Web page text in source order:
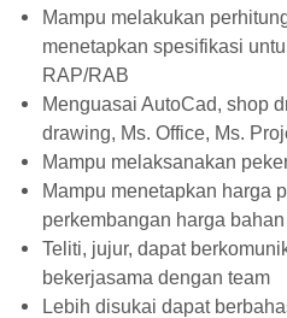
Mampu melakukan
menetapkan spesifikasi
RAP/RAB
Menguasai AutoCad, shop
drawing, Ms. Office, Ms.
Mampu melaksanakan
Mampu menetapkan harga
perkembangan harga bahan
Teliti, jujur, dapat
bekerjasama dengan team
Lebih disukai dapat